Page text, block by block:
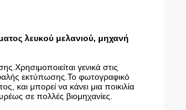
λευκού μελανιού, μηχανή
γενικά στις
εκτύπωσης.Το φωτογραφικό
και μπορεί να κάνει μια ποικιλία
σε πολλές βιομηχανίες.